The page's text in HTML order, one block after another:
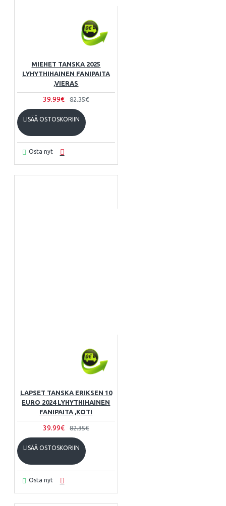
MIEHET TANSKA 2025
LYHYTHIHAINEN FANIPAITA
,VIERAS
39.99€ 82.35€
LISÄÄ OSTOSKORIIN
Osta nyt
LAPSET TANSKA ERIKSEN 10
EURO 2024 LYHYTHIHAINEN
FANIPAITA ,KOTI
39.99€ 82.35€
LISÄÄ OSTOSKORIIN
Osta nyt